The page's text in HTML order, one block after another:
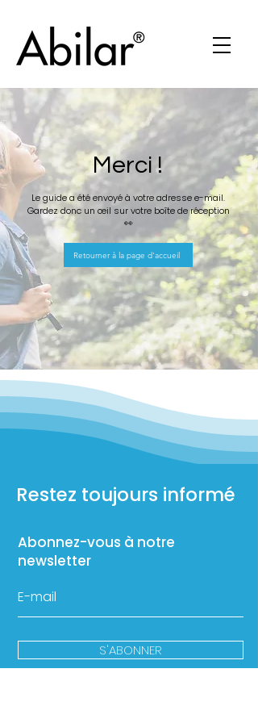
Merci !
Le guide a été envoyé à votre adresse e-mail.
Gardez donc un œil sur votre boîte de réception
👀
Retourner à la page d'accueil
Restez toujours informé
Abonnez-vous à notre
newsletter
S'ABONNER